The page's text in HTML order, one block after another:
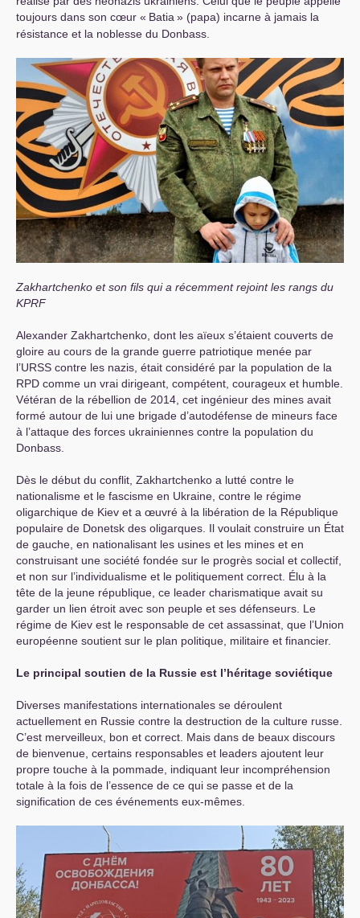
toujours dans son cœur « Batia » (papa) incarne à jamais la
résistance et la noblesse du Donbass.
Zakhartchenko et son fils qui a récemment rejoint les rangs du
KPRF
Alexander Zakhartchenko, dont les aïeux s’étaient couverts de
gloire au cours de la grande guerre patriotique menée par
l’URSS contre les nazis, était considéré par la population de la
RPD comme un vrai dirigeant, compétent, courageux et humble.
Vétéran de la rébellion de 2014, cet ingénieur des mines avait
formé autour de lui une brigade d’autodéfense de mineurs face
à l’attaque des forces ukrainiennes contre la population du
Donbass.
Dès le début du conflit, Zakhartchenko a lutté contre le
nationalisme et le fascisme en Ukraine, contre le régime
oligarchique de Kiev et a œuvré à la libération de la République
populaire de Donetsk des oligarques. Il voulait construire un État
de gauche, en nationalisant les usines et les mines et en
construisant une société fondée sur le progrès social et collectif,
et non sur l’individualisme et le politiquement correct. Élu à la
tête de la jeune république, ce leader charismatique avait su
garder un lien étroit avec son peuple et ses défenseurs. Le
régime de Kiev est le responsable de cet assassinat, que l’Union
européenne soutient sur le plan politique, militaire et financier.
Le principal soutien de la Russie est l’héritage soviétique
Diverses manifestations internationales se déroulent
actuellement en Russie contre la destruction de la culture russe.
C’est merveilleux, bon et correct. Mais dans de beaux discours
de bienvenue, certains responsables et leaders ajoutent leur
propre touche à la pommade, indiquant leur incompréhension
totale à la fois de l’essence de ce qui se passe et de la
signification de ces événements eux-mêmes.